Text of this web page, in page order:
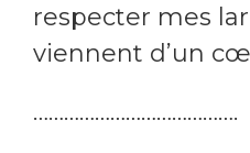
respecter mes
viennent d’un
………………………………….